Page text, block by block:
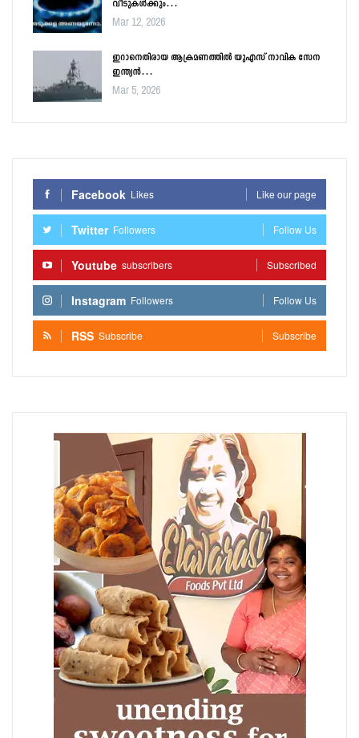
വീടുകൾക്കും…
Mar 12, 2026
ഇറാനെതിരായ ആക്രമണത്തിൽ യുഎസ് നാവിക സേന
ഇന്ത്യൻ…
Mar 5, 2026
Facebook Likes Like our page
Twitter Followers Follow Us
Youtube subscribers Subscribed
Instagram Followers Follow Us
RSS Subscribe Subscribe